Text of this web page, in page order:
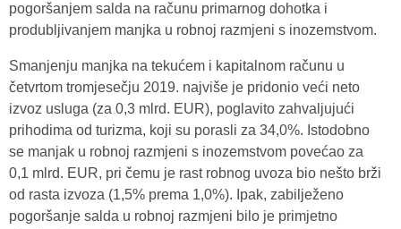
pogoršanjem salda na računu primarnog dohotka i
produbljivanjem manjka u robnoj razmjeni s inozemstvom.
Smanjenju manjka na tekućem i kapitalnom računu u
četvrtom tromjesečju 2019. najviše je pridonio veći neto
izvoz usluga (za 0,3 mlrd. EUR), poglavito zahvaljujući
prihodima od turizma, koji su porasli za 34,0%. Istodobno
se manjak u robnoj razmjeni s inozemstvom povećao za
0,1 mlrd. EUR, pri čemu je rast robnog uvoza bio nešto brži
od rasta izvoza (1,5% prema 1,0%). Ipak, zabilježeno
pogoršanje salda u robnoj razmjeni bilo je primjetno